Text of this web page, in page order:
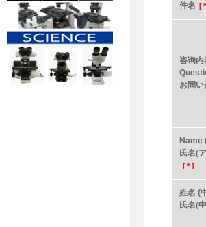
件名 [
咨询内
お問
Name
氏名(
[＊]
姓名 (
氏名(